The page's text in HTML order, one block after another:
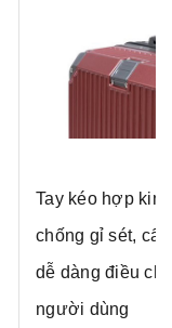
Tay kéo hợp kim
chống gỉ sét,
dễ dàng điều
người dùng